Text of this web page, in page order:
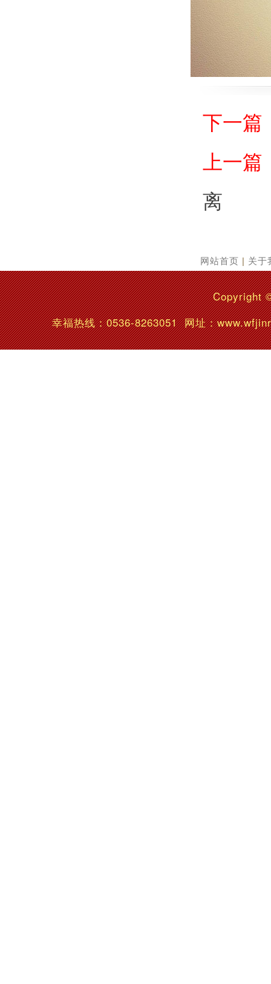
下一
上一
离
网站首页 | 关于
Copyright
幸福热线：0536-8263051网址：